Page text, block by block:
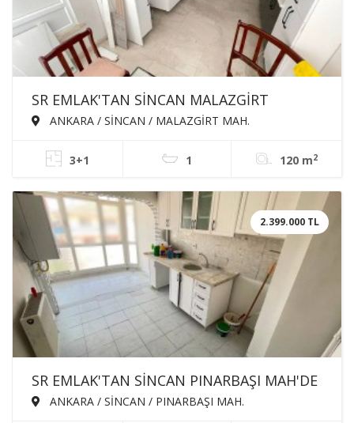
SR EMLAK'TAN SİNCAN MALAZGİRT
MAH'DE 3+1 120m² ARA KATTA BAĞIMSIZ
ANKARA / SİNCAN / MALAZGİRT MAH.
3+1 1 120 m2
2.399.000 TL
SR EMLAK'TAN SİNCAN PINARBAŞI MAH'DE
3+1 120m² ÖN CEPHE KATTA SATILIK DAİRE
ANKARA / SİNCAN / PINARBAŞI MAH.